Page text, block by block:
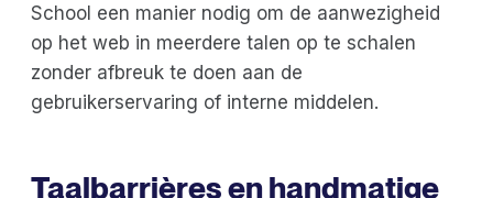
School een manier nodig om de aanwezigheid
op het web in meerdere talen op te schalen
zonder afbreuk te doen aan de
gebruikerservaring of interne middelen.
Taalbarrières en handmatige